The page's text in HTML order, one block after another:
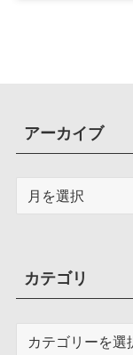
アーカイブ
ブカテゴリ